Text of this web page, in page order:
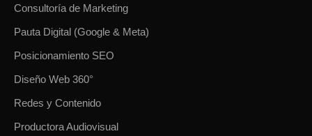
Consultoría de Marketing
Pauta Digital (Google & Meta)
Posicionamiento SEO
Diseño Web 360°
Redes y Contenido
Productora Audiovisual